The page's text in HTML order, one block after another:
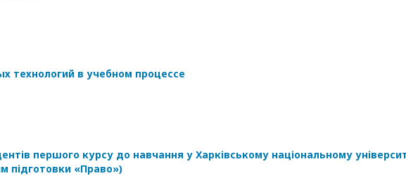
технологий в учебном процессе
першого курсу до навчання у Харківському національному
підготовки «Право»)